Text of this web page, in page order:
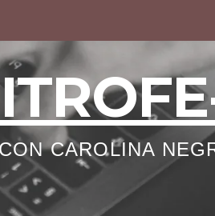
CON CAROLINA